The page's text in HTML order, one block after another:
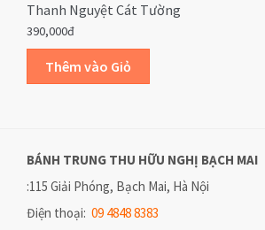
Thanh Nguyệt Cát Tường
390,000đ
BÁNH TRUNG THU HỮU NGHỊ BẠCH MAI
:115 Giải Phóng, Bạch Mai, Hà Nội
Điện thoại: 09 4848 8383